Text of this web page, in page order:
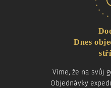
Dnes
Víme, že na svůj
Objednávky